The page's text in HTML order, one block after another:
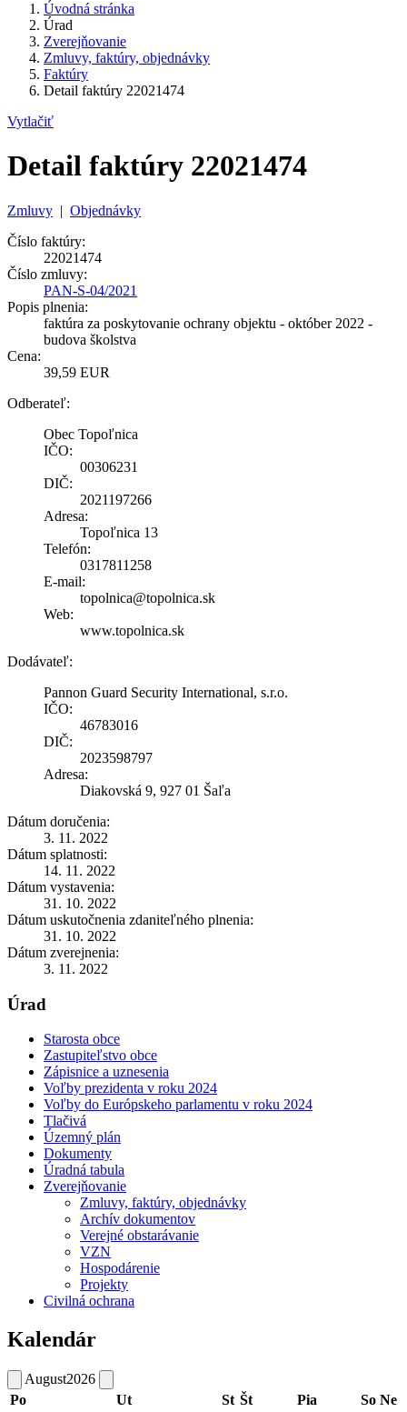
Úvodná stránka
Úrad
Zverejňovanie
Zmluvy, faktúry, objednávky
Faktúry
Detail faktúry 22021474
Vytlačiť
Detail faktúry 22021474
Zmluvy | Objednávky
Číslo faktúry:
22021474
Číslo zmluvy:
PAN-S-04/2021
Popis plnenia:
faktúra za poskytovanie ochrany objektu - október 2022 -
budova školstva
Cena:
39,59 EUR
Odberateľ:
Obec Topoľnica
IČO:
00306231
DIČ:
2021197266
Adresa:
Topoľnica 13
Telefón:
0317811258
E-mail:
topolnica@topolnica.sk
Web:
www.topolnica.sk
Dodávateľ:
Pannon Guard Security International, s.r.o.
IČO:
46783016
DIČ:
2023598797
Adresa:
Diakovská 9, 927 01 Šaľa
Dátum doručenia:
3. 11. 2022
Dátum splatnosti:
14. 11. 2022
Dátum vystavenia:
31. 10. 2022
Dátum uskutočnenia zdaniteľného plnenia:
31. 10. 2022
Dátum zverejnenia:
3. 11. 2022
Úrad
Starosta obce
Zastupiteľstvo obce
Zápisnice a uznesenia
Voľby prezidenta v roku 2024
Voľby do Európskeho parlamentu v roku 2024
Tlačivá
Územný plán
Dokumenty
Úradná tabula
Zverejňovanie
Zmluvy, faktúry, objednávky
Archív dokumentov
Verejné obstarávanie
VZN
Hospodárenie
Projekty
Civilná ochrana
Kalendár
August2026
Po
Ut St Št Pia So Ne